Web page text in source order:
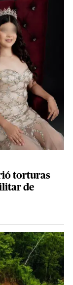
torturas
de